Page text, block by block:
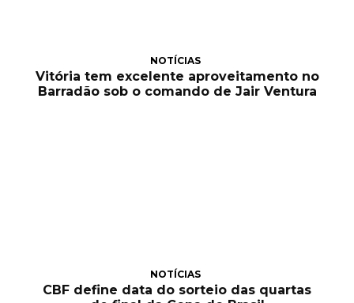
NOTÍCIAS
Vitória tem excelente aproveitamento no
Barradão sob o comando de Jair Ventura
NOTÍCIAS
CBF define data do sorteio das quartas